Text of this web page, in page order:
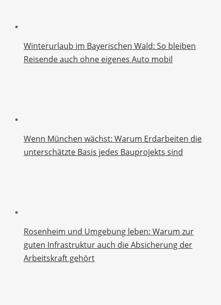
Winterurlaub im Bayerischen Wald: So bleiben
Reisende auch ohne eigenes Auto mobil
Wenn München wächst: Warum Erdarbeiten die
unterschätzte Basis jedes Bauprojekts sind
Rosenheim und Umgebung leben: Warum zur
guten Infrastruktur auch die Absicherung der
Arbeitskraft gehört